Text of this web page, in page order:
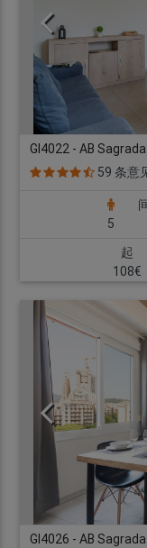
GI4022 - AB
59 条意
5
起
108€
GI4026 - AB